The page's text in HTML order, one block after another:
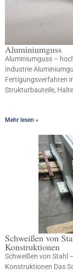
Aluminiumguss
Aluminiumguss –
Industrie
Fertigungsverfahren
Strukturbauteile,
Mehr lesen »
Schweißen von
Konstruktionen
Schweißen von Stahl
Konstruktionen Das